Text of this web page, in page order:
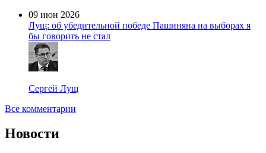
09 июн 2026
Лущ: об убедительной победе Пашиняна на выборах я
бы говорить не стал
Сергей Лущ
Все комментарии
Новости